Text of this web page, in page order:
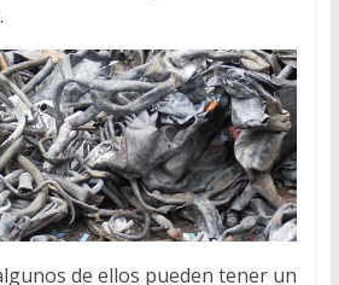
de ellos pueden tener un